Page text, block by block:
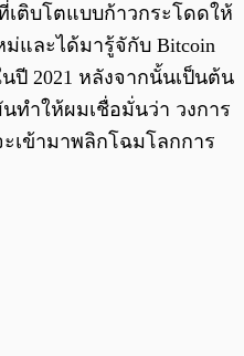
ติบโตแบบก้าวกระโดดให้
และได้มารู้จักับ Bitcoin
ปี 2021 หลังจากนั้นเป็นต้น
ทำให้ผมเชื่อมั่นว่า วงการ
เข้ามาพลิกโฉมโลกการ